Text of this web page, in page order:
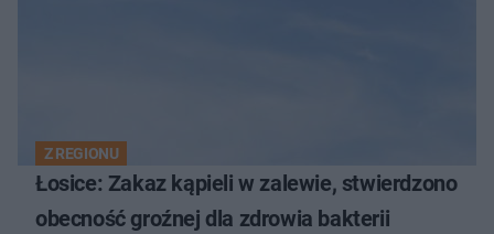
Z REGIONU
Łosice: Zakaz kąpieli w zalewie, stwierdzono
obecność groźnej dla zdrowia bakterii